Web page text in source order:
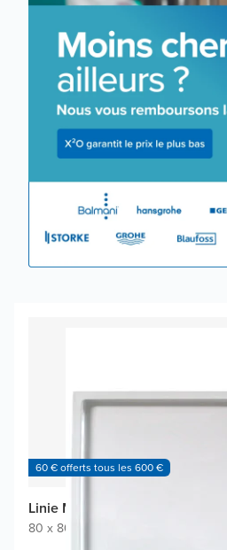
60 € offerts tous les 600 €
Linie Mango receveur de douche
80 x 80 cm